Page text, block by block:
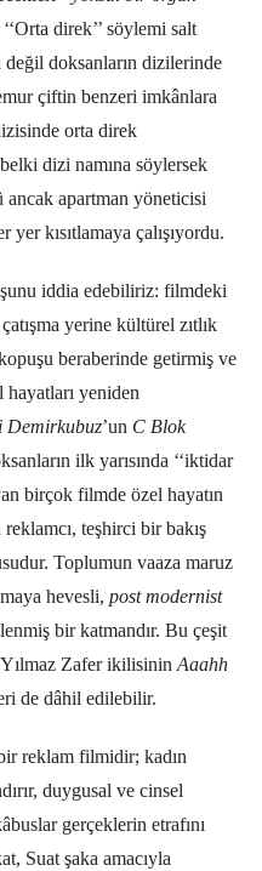
direk’’ söylemi salt
değil doksanların dizilerinde
çiftin benzeri imkânlara
orta direk
belki dizi namına söylersek
apartman yöneticisi
yer kısıtlamaya çalışıyordu.
şunu iddia edebiliriz: filmdeki
yerine kültürel zıtlık
beraberinde getirmiş ve
hayatları yeniden
Demirkubuz’un C Blok
ilk yarısında ‘‘iktidar
birçok filmde özel hayatın
teşhirci bir bakış
Toplumun vaaza maruz
hevesli, post modernist
bir katmandır. Bu çeşit
Yılmaz Zafer ikilisininAaahh
de dâhil edilebilir.
reklam filmidir; kadın
duygusal ve cinsel
gerçeklerin etrafını
Suat şaka amacıyla